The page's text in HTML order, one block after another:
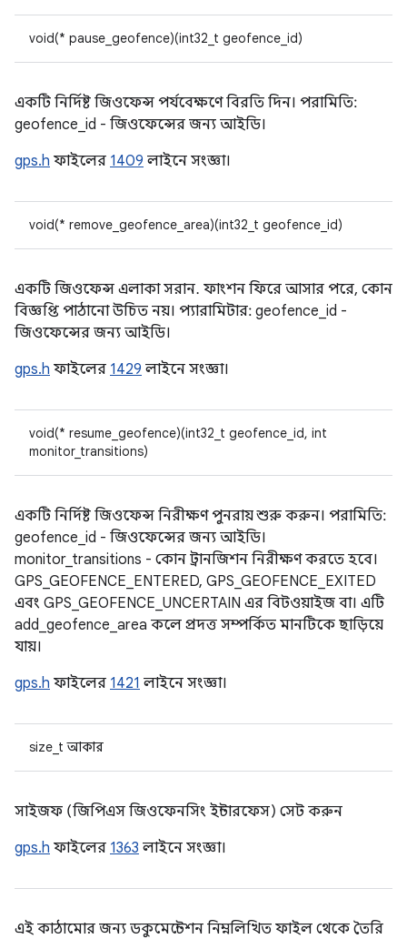
void(* pause_geofence)(int32_t geofence_id)
একটি নির্দিষ্ট জিওফেন্স পর্যবেক্ষণে বিরতি দিন। পরামিতি:
geofence_id - জিওফেন্সের জন্য আইডি।
gps.h ফাইলের 1409 লাইনে সংজ্ঞা।
void(* remove_geofence_area)(int32_t geofence_id)
একটি জিওফেন্স এলাকা সরান. ফাংশন ফিরে আসার পরে, কোন
বিজ্ঞপ্তি পাঠানো উচিত নয়। প্যারামিটার: geofence_id -
জিওফেন্সের জন্য আইডি।
gps.h ফাইলের 1429 লাইনে সংজ্ঞা।
void(* resume_geofence)(int32_t geofence_id, int
monitor_transitions)
একটি নির্দিষ্ট জিওফেন্স নিরীক্ষণ পুনরায় শুরু করুন। পরামিতি:
geofence_id - জিওফেন্সের জন্য আইডি।
monitor_transitions - কোন ট্রানজিশন নিরীক্ষণ করতে হবে।
GPS_GEOFENCE_ENTERED, GPS_GEOFENCE_EXITED
এবং GPS_GEOFENCE_UNCERTAIN এর বিটওয়াইজ বা। এটি
add_geofence_area কলে প্রদত্ত সম্পর্কিত মানটিকে ছাড়িয়ে
যায়।
gps.h ফাইলের 1421 লাইনে সংজ্ঞা।
size_t আকার
সাইজফ (জিপিএস জিওফেনসিং ইন্টারফেস) সেট করুন
gps.h ফাইলের 1363 লাইনে সংজ্ঞা।
এই কাঠামোর জন্য ডকুমেন্টেশন নিম্নলিখিত ফাইল থেকে তৈরি